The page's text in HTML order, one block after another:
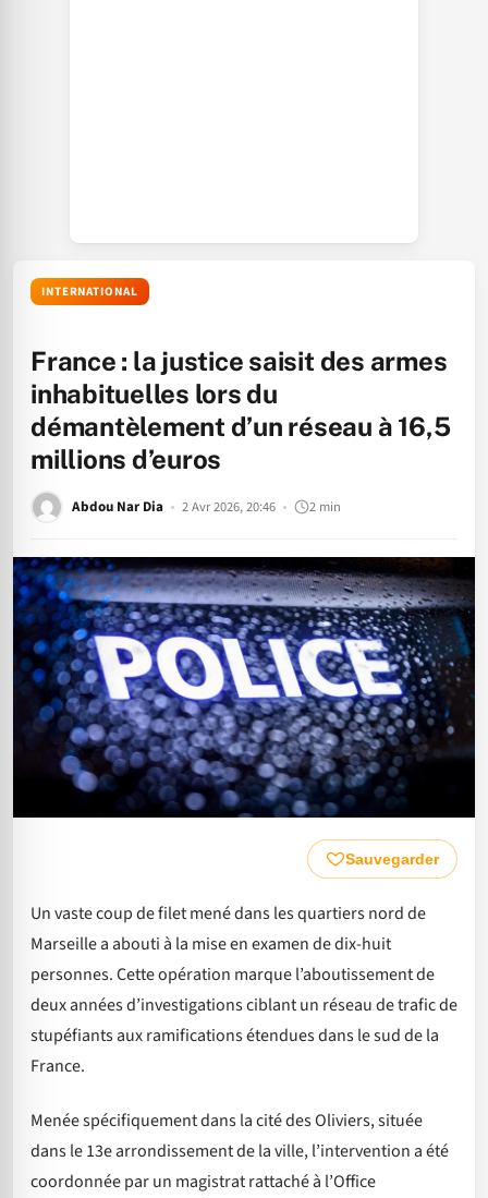
INTERNATIONAL
France : la justice saisit des armes
inhabituelles lors du
démantèlement d’un réseau à 16,5
millions d’euros
Abdou Nar Dia 2 Avr 2026, 20:46 2 min
Sauvegarder
Un vaste coup de filet mené dans les quartiers nord de
Marseille a abouti à la mise en examen de dix-huit
personnes. Cette opération marque l’aboutissement de
deux années d’investigations ciblant un réseau de trafic de
stupéfiants aux ramifications étendues dans le sud de la
France.
Menée spécifiquement dans la cité des Oliviers, située
dans le 13e arrondissement de la ville, l’intervention a été
coordonnée par un magistrat rattaché à l’Office